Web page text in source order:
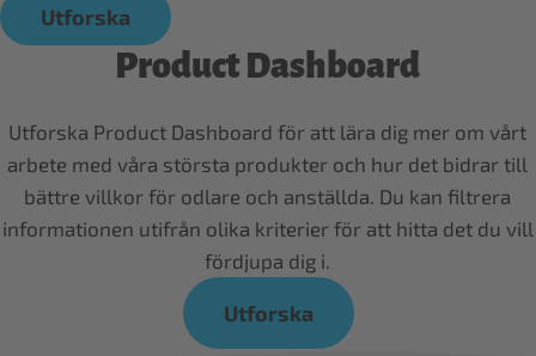
Utforska
Product Dashboard
Utforska Product Dashboard för att lära dig mer om vårt
arbete med våra största produkter och hur det bidrar till
bättre villkor för odlare och anställda. Du kan filtrera
informationen utifrån olika kriterier för att hitta det du vill
fördjupa dig i.
Utforska